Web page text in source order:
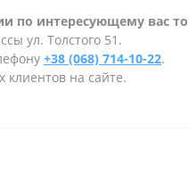
по интересующему вас
ул. Толстого 51.
+38 (068) 714-10-22.
клиентов на сайте.